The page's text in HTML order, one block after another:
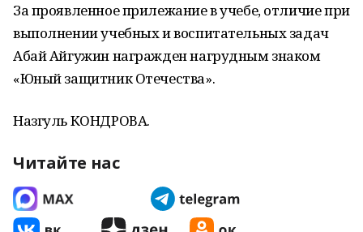
За проявленное прилежание в учебе, отличие при
выполнении учебных и воспитательных задач
Абай Айгужин награжден нагрудным знаком
«Юный защитник Отечества».
Назгуль КОНДРОВА.
Читайте нас